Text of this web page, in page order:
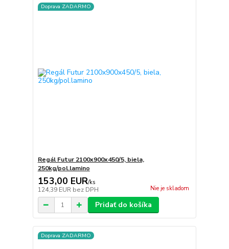
Doprava ZADARMO
Regál Futur 2100x900x450/5, biela,
250kg/pol.lamino
153,00 EUR/ks
124,39 EUR bez DPH Nie je skladom
Pridať do košíka
Doprava ZADARMO